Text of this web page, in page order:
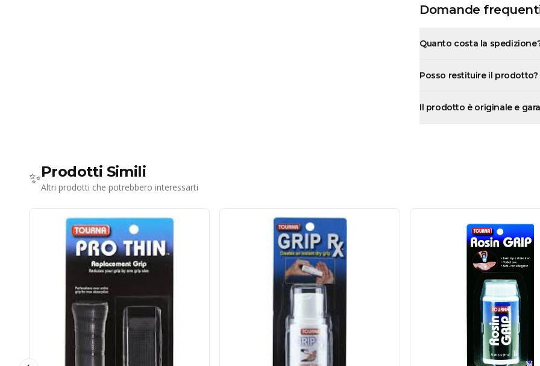
Domande
Quanto costa la
Posso restituire il prodotto?
Il prodotto è originale e
✨Prodotti Simili
Altri prodotti che potrebbero interessarti